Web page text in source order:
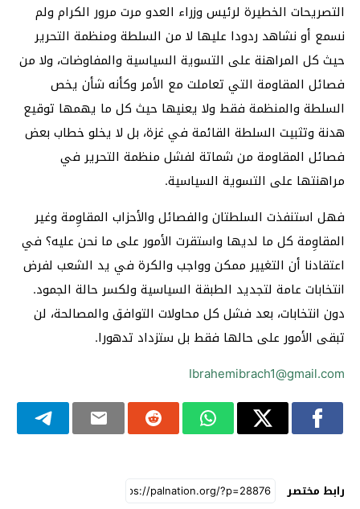
التصريحات الخطيرة لرئيس وزراء العدو مرت مرور الكرام ولم
نسمع أو نشاهد ردودا عليها لا من السلطة ومنظمة التحرير
حيث كل المراهنة على التسوية السياسية والمفاوضات، ولا من
فصائل المقاومة التي تعاملت مع الأمر وكأنه شأن يخص
السلطة والمنظمة فقط ولا يعنيها حيث كل ما يهمها توقيع
هدنة وتثبيت السلطة القائمة في غزة، بل لا يخلو خطاب بعض
فصائل المقاومة من شماتة لفشل منظمة التحرير في
مراهنتها على التسوية السياسية.
فهل استنفذت السلطتان والفصائل والأحزاب المقاوِمة وغير
المقاوِمة كل ما لديها واستقرت الأمور على ما نحن عليه؟ في
اعتقادنا أن التغيير ممكن وواجب والكرة في يد الشعب لفرض
انتخابات عامة لتجديد الطبقة السياسية ولكسر حالة الجمود.
دون انتخابات، بعد فشل كل محاولات التوافق والمصالحة، لن
تبقى الأمور على حالها فقط بل ستزداد تدهورا.
Ibrahemibrach1@gmail.com
رابط مختصر